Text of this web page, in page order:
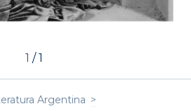
1 /1
Argentina >